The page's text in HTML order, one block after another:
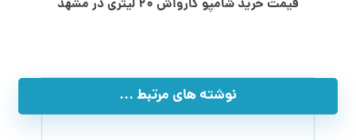
قیمت خرید شامپو کارواش ۲۰ لیتری در مشهد
نوشته های مرتبط ...